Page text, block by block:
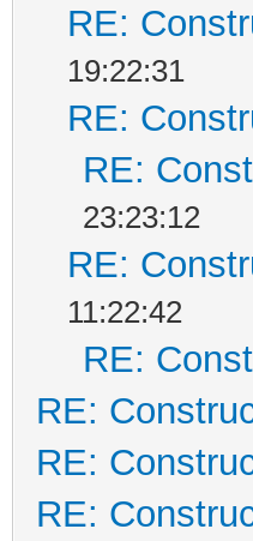
RE:
19:22:31
RE:
RE:
23:23:12
RE:
11:22:42
RE:
RE:
RE:
RE: